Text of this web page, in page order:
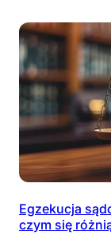
Egzekucja
czym się